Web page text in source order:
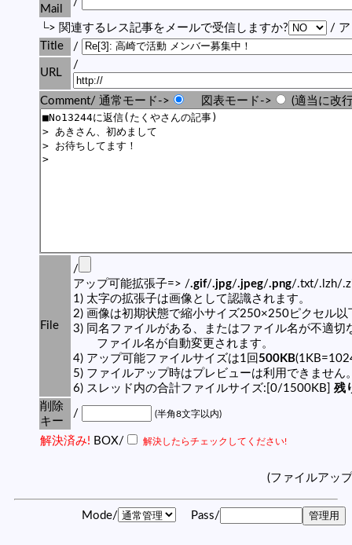
Mail
└> 関連するレス記事をメールで受信しますか?
/ ア
Title
/
URL
/
Comment/ 通常モード-> 図表モード-> (適当に改
File
/
アップ可能拡張子=> /.gif/.jpg/.jpeg/.png/.txt/.lzh/
1) 太字の拡張子は画像として認識されます。
2) 画像は初期状態で縮小サイズ250×250ピクセル以
3) 同名ファイルがある、またはファイル名が不適切
ファイル名が自動変更されます。
4) アップ可能ファイルサイズは1回 500KB
5) ファイルアップ時はプレビューは利用できません
6) スレッド内の合計ファイルサイズ:[0/1500KB] 残
削除
キー
/ (半角8文字以内)
解決済み! BOX/ 解決したらチェックしてください!
(ファイルアッ
Mode/ Pass/